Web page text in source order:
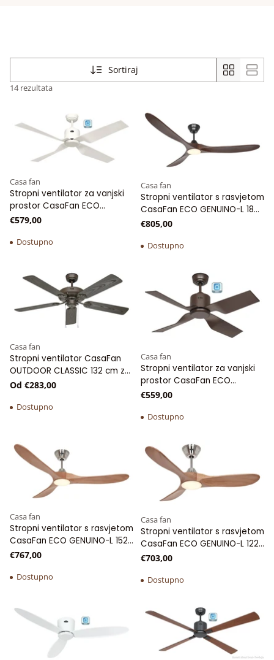
Sortiraj
14 rezultata
Casa fan
Stropni ventilator za vanjski
prostor CasaFan ECO
VENTOS IP44 132 cm WiFi
€579,00
Dostupno
Casa fan
Stropni ventilator s rasvjetom
CasaFan ECO GENUINO-L 180
cm
€805,00
Dostupno
Casa fan
Stropni ventilator CasaFan
OUTDOOR CLASSIC 132 cm za
terase i natkrivene vanjske
Od €283,00
Dostupno
Casa fan
Stropni ventilator za vanjski
prostor CasaFan ECO
VENTOS IP44 102 cm WiFi
€559,00
Dostupno
Casa fan
Stropni ventilator s rasvjetom
CasaFan ECO GENUINO-L 152
cm
€767,00
Dostupno
Casa fan
Stropni ventilator s rasvjetom
CasaFan ECO GENUINO-L 122
cm
€703,00
Dostupno